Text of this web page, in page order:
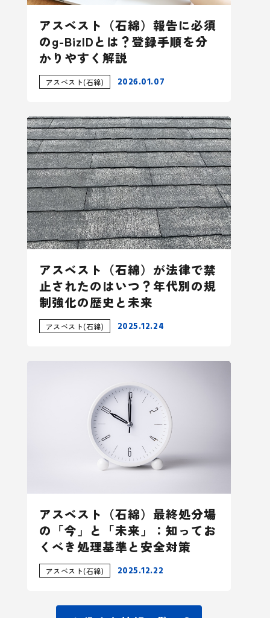
アスベスト（石綿）報告に必須
のg-BizIDとは？登録手順を分
かりやすく解説
アスベスト(石綿) 2026.01.07
アスベスト（石綿）が法律で禁
止されたのはいつ？年代別の規
制強化の歴史と未来
アスベスト(石綿) 2025.12.24
アスベスト（石綿）最終処分場
の「今」と「未来」：知ってお
くべき処理基準と安全対策
アスベスト(石綿) 2025.12.22